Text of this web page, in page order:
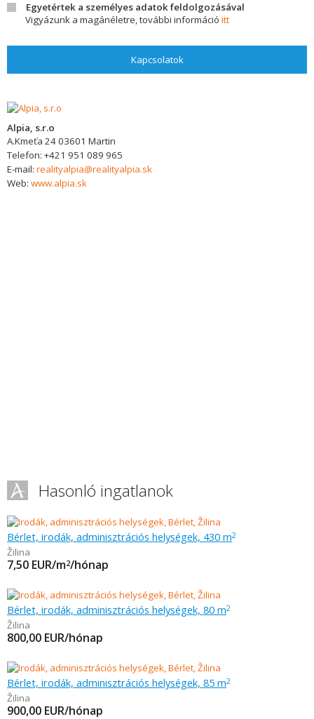
Egyetértek a személyes adatok feldolgozásával
Vigyázunk a magánéletre, további információ itt
Kapcsolatok
Alpia, s.r.o
A.Kmeťa 2403601 Martin
Telefon: +421 951 089 965
E-mail: realityalpia@realityalpia.sk
Web: www.alpia.sk
Hasonló ingatlanok
Bérlet, irodák, adminisztrációs helységek, 430 m2
Žilina
7,50 EUR/m2/hónap
Bérlet, irodák, adminisztrációs helységek, 80 m2
Žilina
800,00 EUR/hónap
Bérlet, irodák, adminisztrációs helységek, 85 m2
Žilina
900,00 EUR/hónap